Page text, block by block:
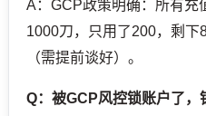
A：GCP政策明确：所有充
1000刀，只用了200，剩下
（需提前谈好）。
Q：被GCP风控锁账户了，